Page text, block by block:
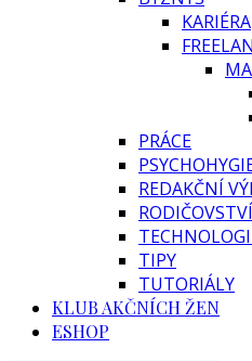
KARIÉRA
PRÁCE
REDAKČNÍ
RODIČOVSTVÍ
TIPY
TUTORIÁLY
KLUB AKČNÍCH ŽEN
ESHOP